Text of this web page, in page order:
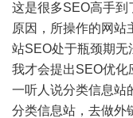
这是很多SEO高手到
原因，所操作的网站
站SEO处于瓶颈期无
我才会提出SEO优化
一听人说分类信息站
分类信息站，去做外